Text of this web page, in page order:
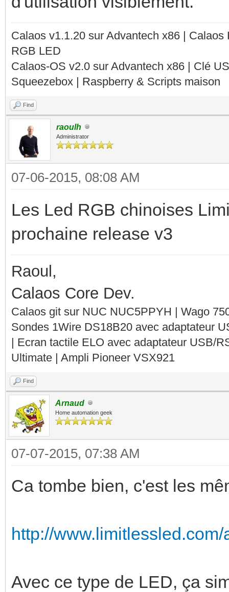
Calaos v1.1.20 sur Advantech x86 |
RGB LED
Calaos-OS v2.0 sur Advantech x86 | Clé
Squeezebox | Raspberry & Scripts maison
Find
raoulh
Administrator
07-06-2015, 08:08 AM
Les Led RGB chinoises
prochaine release v3
Raoul,
Calaos Core Dev.
Calaos git sur NUC NUC5PPYH | Wago
Sondes 1Wire DS18B20 avec adaptateur
| Ecran tactile ELO avec adaptateur USB/
Ultimate | Ampli Pioneer VSX921
Find
Arnaud
Home automation geek
07-07-2015, 07:38 AM
Ca tombe bien, c'est les
http://
Avec ce type de LED, ça